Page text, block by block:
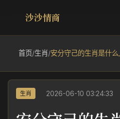
沙沙情商
首页/生肖/安分守己的生肖是什么
生肖 2026-06-10 03:24:33